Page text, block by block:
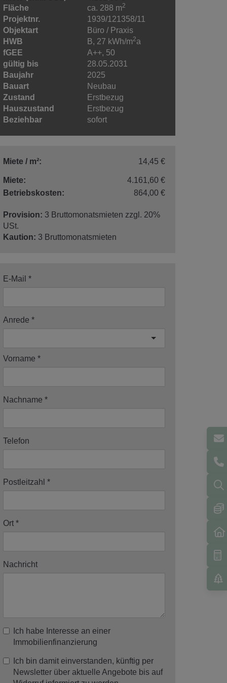
Fläche
ca. 288 m2
Projektnr.
1939/121358/11
Objektart
Büro / Praxis
HWB
B, 27 kWh/m2a
fGEE
A++, 50
gültig bis
28.05.2031
Baujahr
2025
Bauart
Neubau
Zustand
Erstbezug
Hauszustand
Erstbezug
Beziehbar
sofort
Miete / m²: 14,45 €
Miete:
4.161,60 €
Betriebskosten:
864,00 €
Provision: 3 Bruttomonatsmieten zzgl. 20%
USt.
Kaution: 3 Bruttomonatsmieten
E-Mail
Anrede
Vorname
Nachname
Telefon
Postleitzahl
Ort
Nachricht
Ich habe Interesse an einer
Immobilienfinanzierung
Ich bin damit einverstanden, künftig per
Newsletter über aktuelle Angebote bis auf